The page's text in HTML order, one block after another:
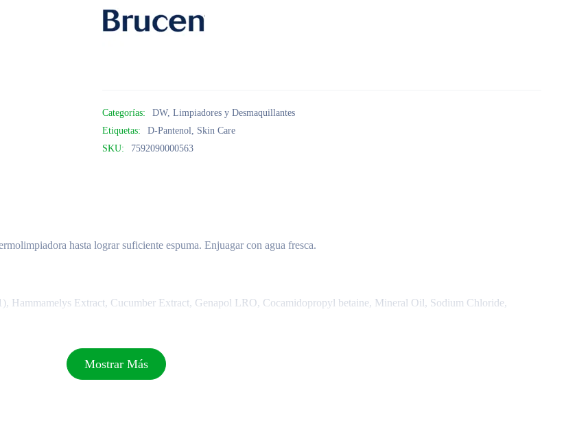
Categorías: DW,Limpiadores y Desmaquillantes
Etiquetas:
D-Pantenol, Skin Care
SKU:
7592090000563
hasta lograr suficiente espuma. Enjuagar con agua fresca.
Hammamelys Extract, Cucumber Extract, Genapol LRO, Cocamidopropyl betaine, Mineral Oil, Sodium Chloride,
Mostrar Más